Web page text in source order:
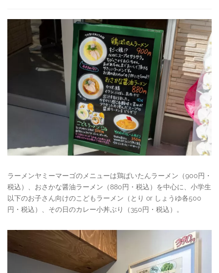
ラーメンヤミーマーゴのメニューは鶏ぱいたんラーメン（900円・
税込）、おさかな醤油ラーメン（880円・税込）を中心に、小学生
以下のお子さん向けのこどもラーメン（とり or しょうゆ各500
円・税込）、その日のカレー小丼ぶり（350円・税込）。